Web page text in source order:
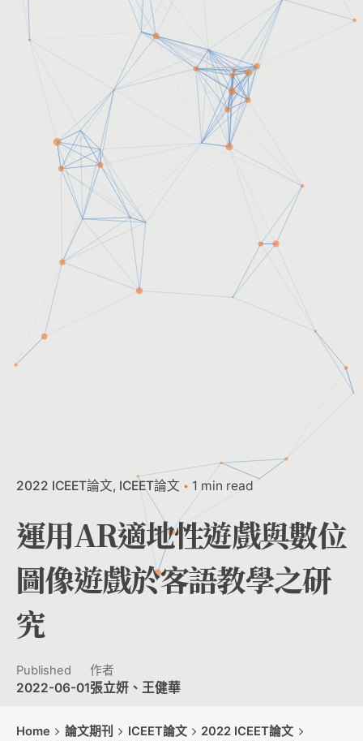
2022 ICEET論文 ICEET論文 1 min read
運用AR適地性遊戲與數位
圖像遊戲於客語教學之研
究
Published
2022-06-01
作者
張立妍、王健華
Home 論文期刊 ICEET論文
2022 ICEET論文